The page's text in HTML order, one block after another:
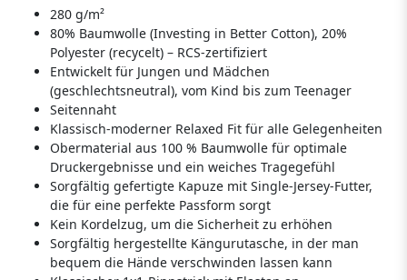
280 g/m²
80% Baumwolle (Investing in Better Cotton), 20%
Polyester (recycelt) – RCS-zertifiziert
Entwickelt für Jungen und Mädchen
(geschlechtsneutral), vom Kind bis zum Teenager
Seitennaht
Klassisch-moderner Relaxed Fit für alle Gelegenheiten
Obermaterial aus 100 % Baumwolle für optimale
Druckergebnisse und ein weiches Tragegefühl
Sorgfältig gefertigte Kapuze mit Single-Jersey-Futter,
die für eine perfekte Passform sorgt
Kein Kordelzug, um die Sicherheit zu erhöhen
Sorgfältig hergestellte Kängurutasche, in der man
bequem die Hände verschwinden lassen kann